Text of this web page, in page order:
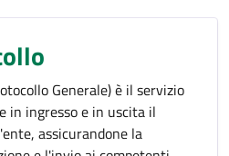
Generale) è il servizio
in ingresso e in uscita il
assicurandone la